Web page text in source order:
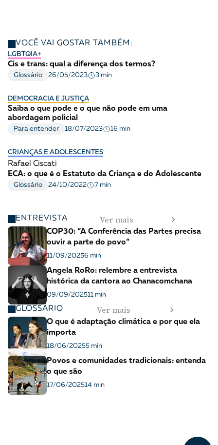
VOCÊ VAI GOSTAR TAMBÉM:
LGBTQIA+
Cis e trans: qual a diferença dos termos?
Glossário 26/05/2023 3 min
DEMOCRACIA E JUSTIÇA
Saiba o que pode e o que não pode em uma
abordagem policial
Para entender 18/07/2023 16 min
CRIANÇAS E ADOLESCENTES
Rafael Ciscati
ECA: o que é o Estatuto da Criança e do Adolescente
Glossário 24/10/2022 7 min
ENTREVISTA Ver mais
COP30: “A Conferência das Partes precisa
ouvir a parte do povo”
11/09/20256 min
Angela RoRo: relembre a entrevista
histórica da cantora ao Chanacomchana
09/09/202511 min
GLOSSÁRIO Ver mais
O que é adaptação climática e por que ela
importa
18/06/20255 min
Povos e comunidades tradicionais: entenda
o que são
17/06/202514 min